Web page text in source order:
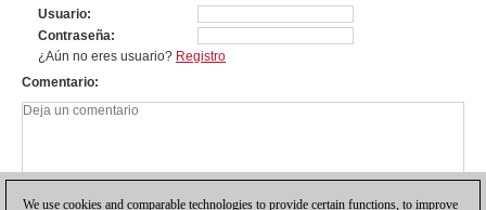
Usuario
Contraseña
¿Aún no eres usuario? Registro
Comentario
We use cookies and comparable technologies to provide certain functions, to improve